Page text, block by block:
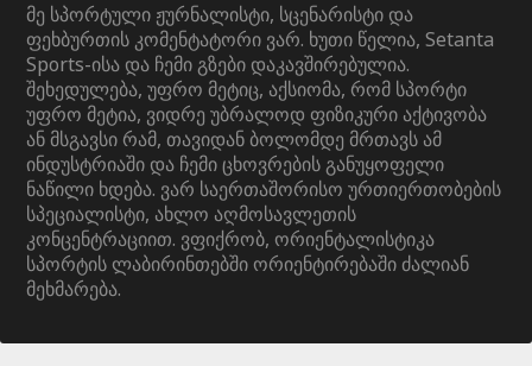
მე სპორტული ჟურნალისტი, სცენარისტი და
ფეხბურთის კომენტატორი ვარ. ხუთი წელია, Setanta
Sports-ისა და ჩემი გზები დაკავშირებულია.
შეხედულება, უფრო მეტიც, აქსიომა, რომ სპორტი
უფრო მეტია, ვიდრე უბრალოდ ფიზიკური აქტივობა
ან მსგავსი რამ, თავიდან ბოლომდე მრთავს ამ
ინდუსტრიაში და ჩემი ცხოვრების განუყოფელი
ნაწილი ხდება. ვარ საერთაშორისო ურთიერთობების
სპეციალისტი, ახლო აღმოსავლეთის
კონცენტრაციით. ვფიქრობ, ორიენტალისტიკა
სპორტის ლაბირინთებში ორიენტირებაში ძალიან
მეხმარება.